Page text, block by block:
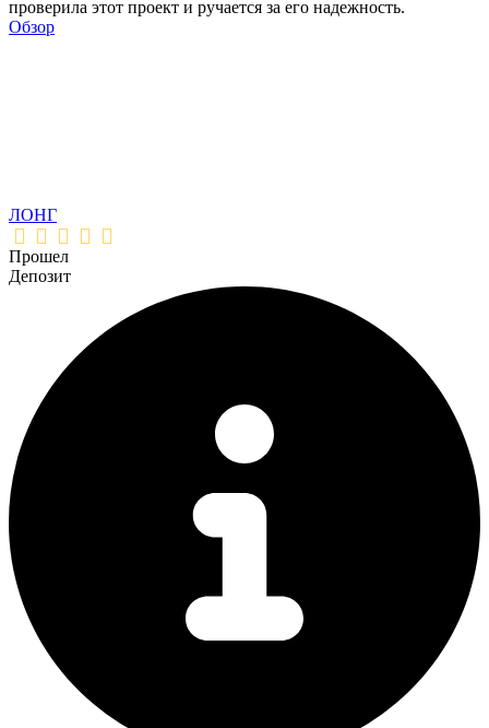
проверила этот проект и ручается за его надежность.
Обзор
ЛОНГ
Прошел
Депозит